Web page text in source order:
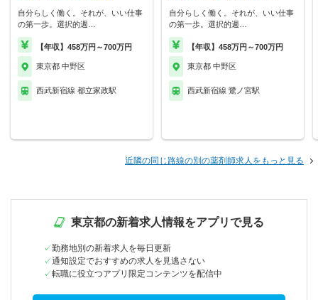
自分らしく働く。それが、いい仕事
の第一歩。選択的週…
【年収】458万円～700万円
東京都 中野区
西武新宿線 都立家政駅
自分らしく働く。それが、いい仕事
の第一歩。選択的週…
【年収】458万円～700万円
東京都 中野区
西武新宿線 鷺ノ宮駅
近隣の同じ路線の別の薬剤師求人をもっと見る
東京都の新着求人情報をアプリで見る
勤務地別の新着求人を毎日更新
通知設定でおすすめの求人を見逃さない
転職に役立つアプリ限定コンテンツを配信中